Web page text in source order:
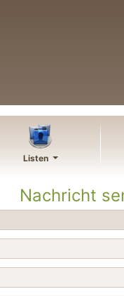
Listen
Nachricht